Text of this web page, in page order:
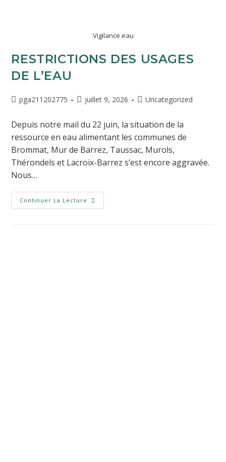
Vigilance eau
RESTRICTIONS DES USAGES
DE L’EAU
pga211202775 juillet 9, 2026 Uncategorized
Depuis notre mail du 22 juin, la situation de la
ressource en eau alimentant les communes de
Brommat, Mur de Barrez, Taussac, Murols,
Thérondels et Lacroix-Barrez s’est encore aggravée.
Nous…
Continuer La Lecture